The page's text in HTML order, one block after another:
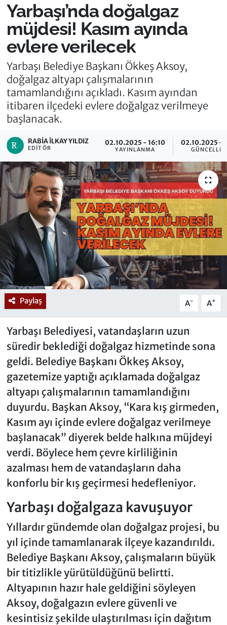
Yarbaşı’nda doğalgaz
müjdesi! Kasım ayında
evlere verilecek
Yarbaşı Belediye Başkanı Ökkeş Aksoy,
doğalgaz altyapı çalışmalarının
tamamlandığını açıkladı. Kasım ayından
itibaren ilçedeki evlere doğalgaz verilmeye
başlanacak.
RABIA İLKAY YILDIZ
EDITÖR
02.10.2025 - 16:10
YAYINLANMA
02.10.2025 -
Paylaş A- A+
Yarbaşı Belediyesi, vatandaşların uzun
süredir beklediği doğalgaz hizmetinde sona
geldi. Belediye Başkanı Ökkeş Aksoy,
gazetemize yaptığı açıklamada doğalgaz
altyapı çalışmalarının tamamlandığını
duyurdu. Başkan Aksoy, “Kara kış girmeden,
Kasım ayı içinde evlere doğalgaz verilmeye
başlanacak” diyerek belde halkına müjdeyi
verdi. Böylece hem çevre kirliliğinin
azalması hem de vatandaşların daha
konforlu bir kış geçirmesi hedefleniyor.
Yarbaşı doğalgaza kavuşuyor
Yıllardır gündemde olan doğalgaz projesi, bu
yıl içinde tamamlanarak ilçeye kazandırıldı.
Belediye Başkanı Aksoy, çalışmaların büyük
bir titizlikle yürütüldüğünü belirtti.
Altyapının hazır hale geldiğini söyleyen
Aksoy, doğalgazın evlere güvenli ve
kesintisiz şekilde ulaştırılması için dağıtım